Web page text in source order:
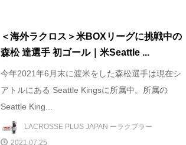
＜海外ラクロス＞米BOXリーグに挑戦中の
森松 達選手 初ゴール｜米Seattle ...
今年2021年6月末に渡米をした森松選手は現在シ
アトルにある Seattle Kingsに所属中。所属の
Seattle King...
LACROSSE PLUS JAPAN ーラクプラー
2021.07.25